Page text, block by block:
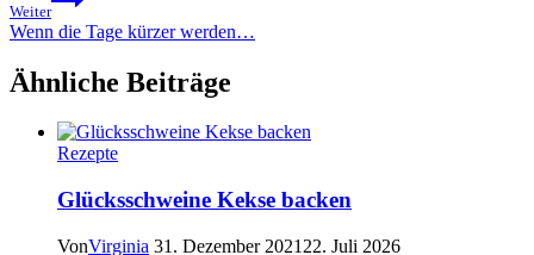
Weiter
Wenn die Tage kürzer werden…
Ähnliche Beiträge
Rezepte
Glücksschweine Kekse backen
VonVirginia 31. Dezember 2021 22. Juli 2026